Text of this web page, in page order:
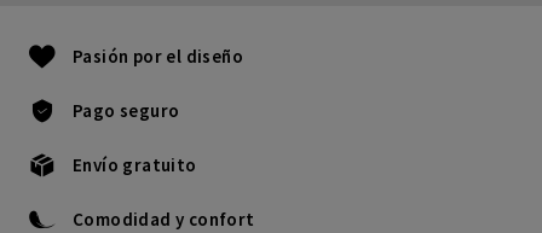
Pasión por el diseño
Pago seguro
Envío gratuito
Comodidad y confort